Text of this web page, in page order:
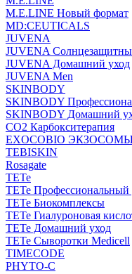
M.E.LINE Новый формат
MD:CEUTICALS
JUVENA
JUVENA
JUVENA Домашний уход
JUVENA Men
SKINBODY
SKINBODY
SKINBODY Домашний
CO2 Карбокситерапия
EXOCOBIO
TEBISKIN
Rosagate
TETe
TETe Профессиональный
TETe Биокомплексы
TETe Гиалуроновая
TETe Домашний уход
TETe Сыворотки Medicell
TIMECODE
PHYTO-C